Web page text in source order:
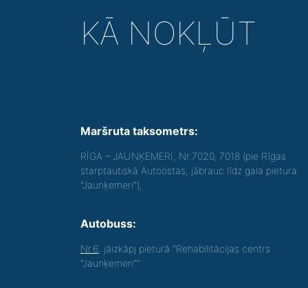
KĀ NOKĻŪT
Maršruta taksometrs:
RĪGA – JAUNĶEMERI, Nr.7020, 7018 (pie Rīgas
starptautiskā Autoostas, jābrauc līdz gala pietura
"Jaunķemeri");
Autobuss:
Nr.6 , jāizkāpj pieturā "Rehabilitācijas centrs
"Jaunķemeri"".